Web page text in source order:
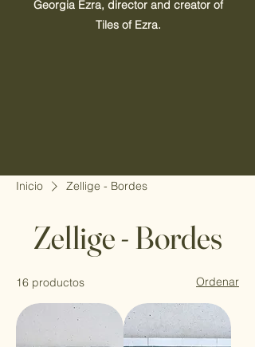
Georgia Ezra, director and creator of
Tiles of Ezra.
Inicio Zellige - Bordes
Zellige - Bordes
16 productos Ordenar